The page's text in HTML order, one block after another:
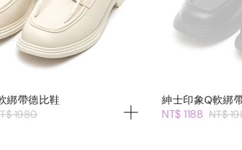
綁帶德比鞋
1980
紳士印象Q軟綁
NT$ 1188 NT$